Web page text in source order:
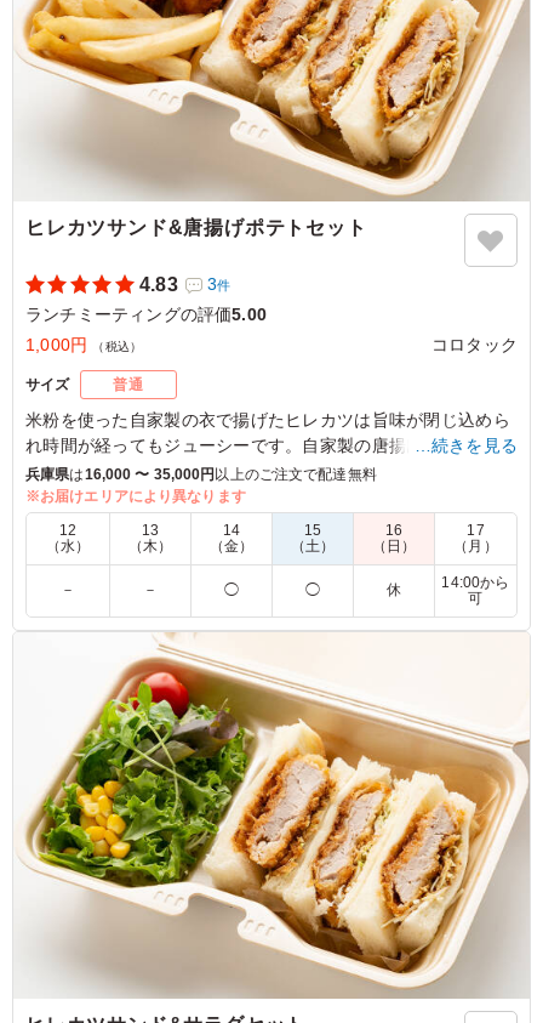
ヒレカツサンド&唐揚げポテトセット
4.83 3件
ランチミーティングの評価5.00
1,000円
（税込） コロタック
サイズ 普通
米粉を使った自家製の衣で揚げたヒレカツは旨味が閉じ込めら
れ時間が経ってもジューシーです。自家製の唐揚げは塩麴に漬
け込んでいるのでいつでも柔らかくお召し上がりいただけま
す。
5.0
おなかいっぱいになれるサンドイッチです。 カツと唐揚
げもちろんおいしいのですが、実はパンにも拘りが感じら
れます。 職場じゃなかったら、ビールのアテにも食べた
くなる一品です。 十分満足度は高いのですが、強いて言
うと付け合わせのサラダにかけるドレッシングかマヨネー
ズがほんの少しあればとも思いました。
ご利用シーン：会議・セミナー›ランチミーティング
京都府乙訓郡大山崎町大山崎2025/11/28
…続きを見る
兵庫県は16,000 〜 35,000円 以上のご注文で配達無料
※お届けエリアにより異なります
12
（水）
13
（木）
14
（金）
15
（土）
16
（日）
17
（月）
－ － ◯ ◯ 休
14:00から
可